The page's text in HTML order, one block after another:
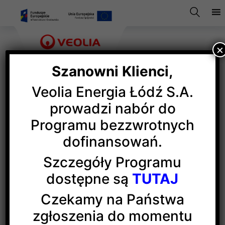
Halowe potyczki młodych
piłkarzy
Pelikana Łowicz zwyciężyli w jesiennym
turnieju halowej piłki nożnej Veolia Junior Futsal Cup.
W finale pokonali zawodników Boruty Zgierz po serii
rzutów karnych. Na trzecim miejscu turniej ukończyli
gospodarze:Akademia Widzewa. Każda lokata
Szanowni Klienci,
Veolia Energia Łódź S.A.
prowadzi nabór do
Programu bezzwrotnych
dofinansowań.
Szczegóły Programu
dostępne są TUTAJ
Czekamy na Państwa
zgłoszenia do momentu
×